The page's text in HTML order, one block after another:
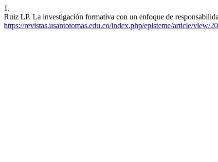
1.
Ruiz LP. La investigación formativa con un enfoque de
https://revistas.usantotomas.edu.co/index.php/episteme/article/view/